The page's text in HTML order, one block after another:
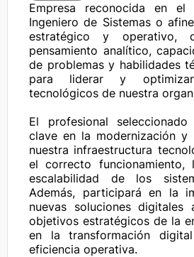
Empresa reconocida en
Ingeniero de Sistemas o
estratégico y operativo,
pensamiento analítico,
de problemas y habilidades
para liderar y
tecnológicos de nuestra
El profesional
clave en la modernización y
nuestra infraestructura
el correcto
escalabilidad de los
Además, participará en la
nuevas soluciones digitales
objetivos estratégicos de la
en la transformación
eficiencia operativa.